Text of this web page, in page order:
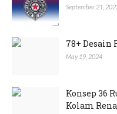
September 21,
78+ Desain
May 19, 2024
Konsep 36
Kolam